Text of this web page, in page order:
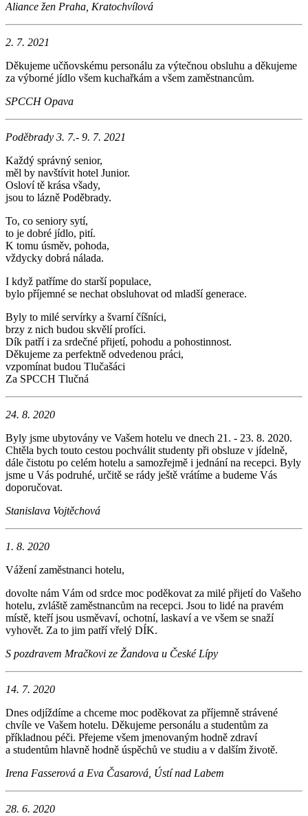
Aliance žen Praha, Kratochvílová
2. 7. 2021
Děkujeme učňovskému personálu za výtečnou obsluhu a děkujeme
za výborné jídlo všem kuchařkám a všem zaměstnancům.
SPCCH Opava
Poděbrady 3. 7.- 9. 7. 2021
Každý správný senior,
měl by navštívit hotel Junior.
Osloví tě krása všady,
jsou to lázně Poděbrady.
To, co seniory sytí,
to je dobré jídlo, pití.
K tomu úsměv, pohoda,
vždycky dobrá nálada.
I když patříme do starší populace,
bylo příjemné se nechat obsluhovat od mladší generace.
Byly to milé servírky a švarní číšníci,
brzy z nich budou skvělí profíci.
Dík patří i za srdečné přijetí, pohodu a pohostinnost.
Děkujeme za perfektně odvedenou práci,
vzpomínat budou Tlučašáci
Za SPCCH Tlučná
24. 8. 2020
Byly jsme ubytovány ve Vašem hotelu ve dnech 21. - 23. 8. 2020.
Chtěla bych touto cestou pochválit studenty při obsluze v jídelně,
dále čistotu po celém hotelu a samozřejmě i jednání na recepci. Byly
jsme u Vás podruhé, určitě se rády ještě vrátíme a budeme Vás
doporučovat.
Stanislava Vojtěchová
1. 8. 2020
Vážení zaměstnanci hotelu,
dovolte nám Vám od srdce moc poděkovat za milé přijetí do Vašeho
hotelu, zvláště zaměstnancům na recepci. Jsou to lidé na pravém
místě, kteří jsou usměvaví, ochotní, laskaví a ve všem se snaží
vyhovět. Za to jim patří vřelý DÍK.
S pozdravem Mračkovi ze Žandova u České Lípy
14. 7. 2020
Dnes odjíždíme a chceme moc poděkovat za příjemně strávené
chvíle ve Vašem hotelu. Děkujeme personálu a studentům za
příkladnou péči. Přejeme všem jmenovaným hodně zdraví
a studentům hlavně hodně úspěchů ve studiu a v dalším životě.
Irena Fasserová a Eva Časarová, Ústí nad Labem
28. 6. 2020